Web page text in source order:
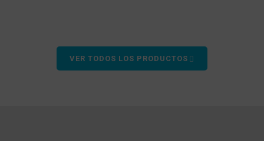
VER TODOS LOS PRODUCTOS